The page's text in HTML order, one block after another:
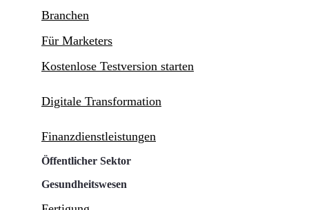
Branchen
Für Marketers
Kostenlose Testversion starten
Digitale Transformation
Finanzdienstleistungen
Öffentlicher Sektor
Gesundheitswesen